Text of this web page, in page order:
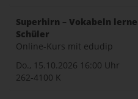
Superhirn – Vokabeln
Schüler
Online-Kurs mit edudip
Do., 15.10.2026 16:00 Uhr
262-4100 K